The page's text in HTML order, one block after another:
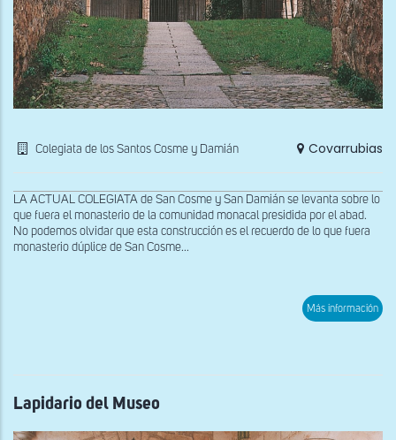
Colegiata de los Santos Cosme y Damián Covarrubias
LA ACTUAL COLEGIATA de San Cosme y San Damián se levanta sobre lo
que fuera el monasterio de la comunidad monacal presidida por el abad.
No podemos olvidar que esta construcción es el recuerdo de lo que fuera
monasterio dúplice de San Cosme...
Más información
Lapidario del Museo